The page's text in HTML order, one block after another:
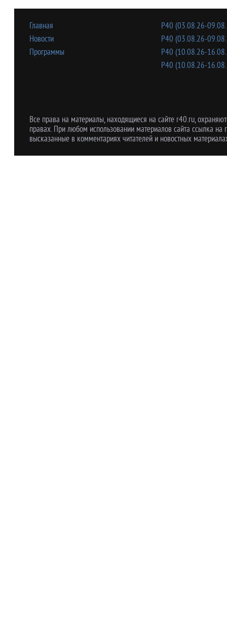
Главная
Новости
Программы
Р40 (03.08.26-
Р40 (03.08.26-
Р40 (10.08.26-
Р40 (10.08.26-
Все права на материалы, находящиеся на сайте r40.ru,
правах. При любом использовании материалов сайта ссылка
высказанные в комментариях читателей и новостных